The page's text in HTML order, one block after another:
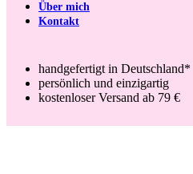
Über mich
Kontakt
handgefertigt in Deutschland*
persönlich und einzigartig
kostenloser Versand ab 79 €